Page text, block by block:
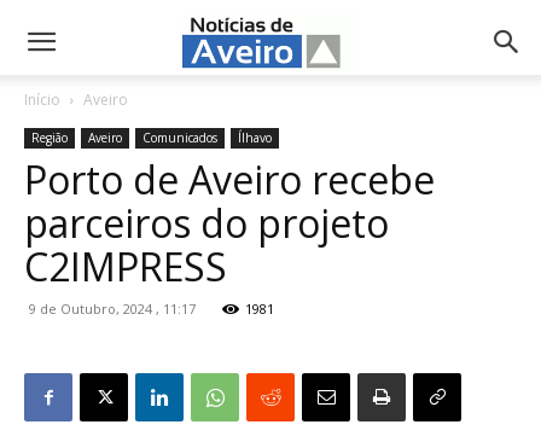
NotíciasdeAveiro.pt
Início Aveiro
Região Aveiro Comunicados Ílhavo
Porto de Aveiro recebe
parceiros do projeto
C2IMPRESS
9 de Outubro, 2024 , 11:17 1981